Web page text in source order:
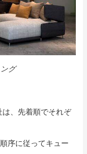
グ
、先着順でそれぞ
序に従ってキュー